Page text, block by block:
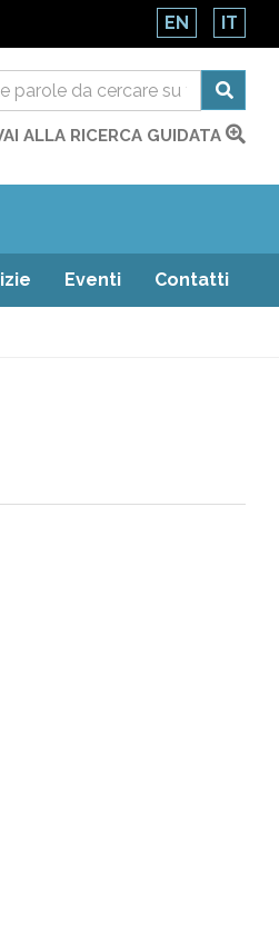
EN IT
ALLA RICERCA GUIDATA
Eventi Contatti